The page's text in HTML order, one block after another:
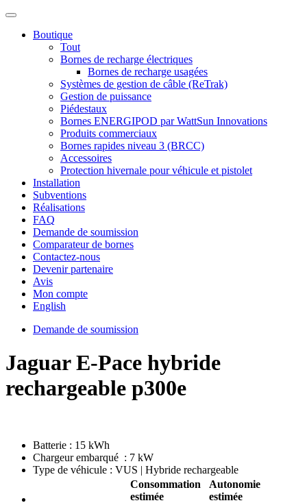
Boutique
Tout
Bornes de recharge électriques
Bornes de recharge usagées
Systèmes de gestion de câble (ReTrak)
Gestion de puissance
Piédestaux
Bornes ENERGIPOD par WattSun Innovations
Produits commerciaux
Bornes rapides niveau 3 (BRCC)
Accessoires
Protection hivernale pour véhicule et pistolet
Installation
Subventions
Réalisations
FAQ
Demande de soumission
Comparateur de bornes
Contactez-nous
Devenir partenaire
Avis
Mon compte
English
Demande de soumission
Jaguar E-Pace hybride
rechargeable p300e
Batterie : 15 kWh
Chargeur embarqué : 7 kW
Type de véhicule : VUS | Hybride rechargeable
Consommation
estimée
Autonomie
estimée